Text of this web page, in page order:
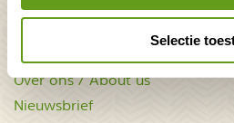
Selectie
Over ons / About us
Nieuwsbrief